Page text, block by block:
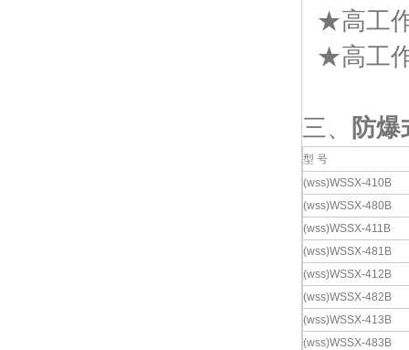
★高工
★高工
三、 防
型 号
(wss)WSSX-410B
(wss)WSSX-480B
(wss)WSSX-411B
(wss)WSSX-481B
(wss)WSSX-412B
(wss)WSSX-482B
(wss)WSSX-413B
(wss)WSSX-483B